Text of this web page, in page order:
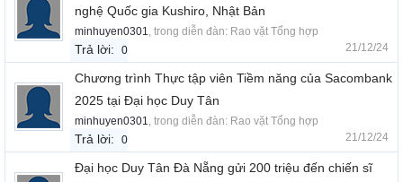
nghệ Quốc gia Kushiro, Nhật Bản
minhuyen0301, trong diễn đàn: Rao vặt Tổng hợp
Trả lời: 0 21/12/24
Chương trình Thực tập viên Tiềm năng của Sacombank
2025 tại Đại học Duy Tân
minhuyen0301, trong diễn đàn: Rao vặt Tổng hợp
Trả lời: 0 21/12/24
Đại học Duy Tân Đà Nẵng gửi 200 triệu đến chiến sĩ